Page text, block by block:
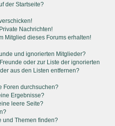
der Startseite?
Nachrichten!
Mitglied dieses Forums erhalten!
und ignorierten Mitglieder?
oder zur Liste der ignorierten
aus den Listen entfernen?
Foren durchsuchen?
Ergebnisse?
leere Seite?
und Themen finden?